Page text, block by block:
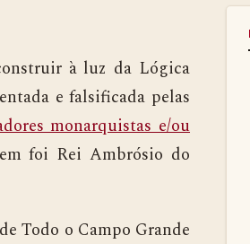
à luz da Lógica
e falsificada pelas
monarquistas e/ou
foi Rei Ambrósio do
Todo o Campo Grande